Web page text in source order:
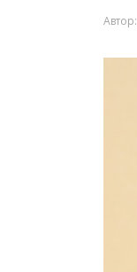
Автор: